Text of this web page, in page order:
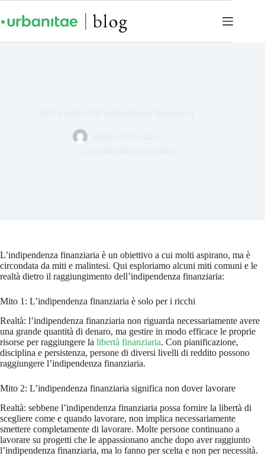
L’indipendenza finanziaria è un obiettivo a cui molti aspirano, ma è
circondata da miti e malintesi. Qui esploriamo alcuni miti comuni e le
realtà dietro il raggiungimento dell’indipendenza finanziaria:
Mito 1: L’indipendenza finanziaria è solo per i ricchi
Realtà: l’indipendenza finanziaria non riguarda necessariamente avere
una grande quantità di denaro, ma gestire in modo efficace le proprie
risorse per raggiungere la libertà finanziaria. Con pianificazione,
disciplina e persistenza, persone di diversi livelli di reddito possono
raggiungere l’indipendenza finanziaria.
Mito 2: L’indipendenza finanziaria significa non dover lavorare
Realtà: sebbene l’indipendenza finanziaria possa fornire la libertà di
scegliere come e quando lavorare, non implica necessariamente
smettere completamente di lavorare. Molte persone continuano a
lavorare su progetti che le appassionano anche dopo aver raggiunto
l’indipendenza finanziaria, ma lo fanno per scelta e non per necessità.